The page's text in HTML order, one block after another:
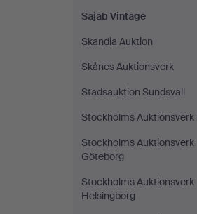
Sajab Vintage
Skandia Auktion
Skånes Auktionsverk
Stadsauktion Sundsvall
Stockholms Auktionsverk
Stockholms Auktionsverk
Göteborg
Stockholms Auktionsverk
Helsingborg